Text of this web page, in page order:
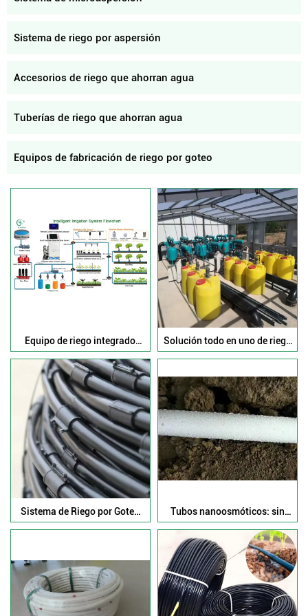
Sistema de riego por aspersión
Accesorios de riego que ahorran agua
Tuberías de riego que ahorran agua
Equipos de fabricación de riego por goteo
Equipo de riego integrado
inteligente de agua y
fertilizantes (canal
simple/doble)
Solución todo en uno de riego
inteligente de agua y
Sistema de Riego por Goteo
Subterráneo TerraCore™ de 10
Tubos nanoosmóticos: sin
obstrucciones, cero consumo
de energía y un 70 % de ahorro
de agua